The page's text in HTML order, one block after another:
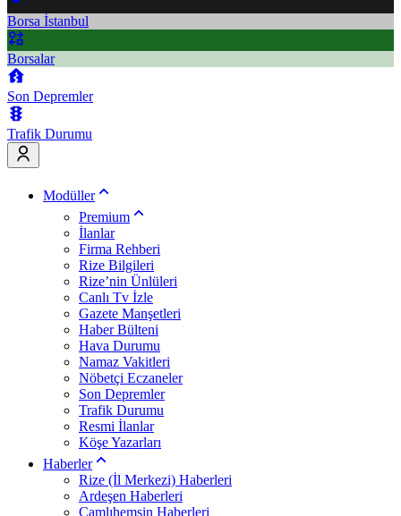
Borsa İstanbul
Borsalar
Son Depremler
Trafik Durumu
Modüller
Premium
İlanlar
Firma Rehberi
Rize Bilgileri
Rize’nin Ünlüleri
Canlı Tv İzle
Gazete Manşetleri
Haber Bülteni
Hava Durumu
Namaz Vakitleri
Nöbetçi Eczaneler
Son Depremler
Trafik Durumu
Resmi İlanlar
Köşe Yazarları
Haberler
Rize (İl Merkezi) Haberleri
Ardeşen Haberleri
Çamlıhemşin Haberleri